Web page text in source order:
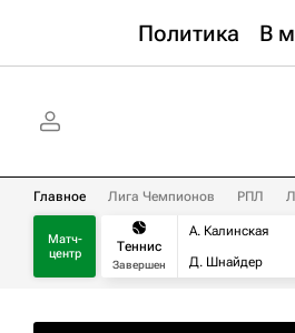
Политика В
Главное Лига Чемпионов РПЛ
Матч-
центр
Теннис
Завершен
А. Калинская
Д. Шнайдер